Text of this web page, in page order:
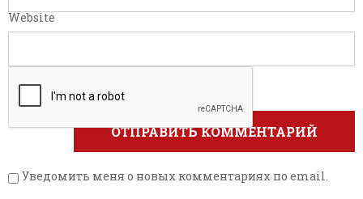
Website
Уведомить меня о новых комментариях по email.